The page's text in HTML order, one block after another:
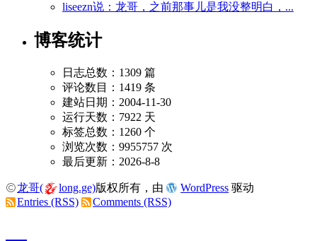
liseezn说：龙哥，之前那事儿是我没整明白，...
博客统计
日志总数：1309 篇
评论数目：1419 条
建站日期：2004-11-30
运行天数：7922 天
标签总数：1260 个
浏览次数：9955757 次
最后更新：2026-8-8
龙哥( long.ge)版权所有，由 WordPress 驱动
Entries (RSS)
Comments (RSS)